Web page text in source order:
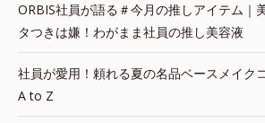
ORBIS社員が語る＃今月の推しアイテム｜
タつきは嫌！わがまま社員の推し美容液
社員が愛用！頼れる夏の名品ベースメイク
A to Z